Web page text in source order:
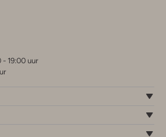
19:00 uur